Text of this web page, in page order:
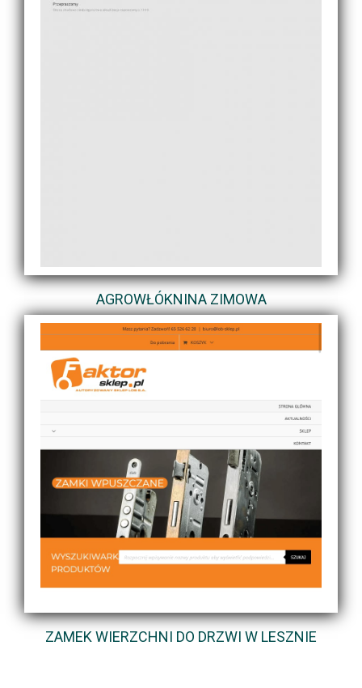
AGROWŁÓKNINA ZIMOWA
ZAMEK WIERZCHNI DO DRZWI W LESZNIE